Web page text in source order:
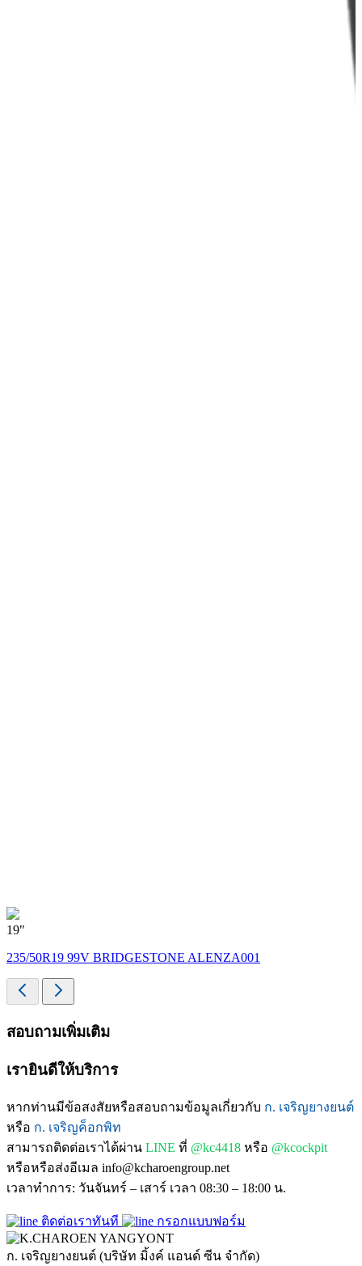
19"
235/50R19 99V BRIDGESTONE ALENZA001
สอบถามเพิ่มเติม
เรายินดีให้บริการ
หากท่านมีข้อสงสัยหรือสอบถามข้อมูลเกี่ยวกับ ก. เจริญยางยนต์
หรือ ก. เจริญค็อกพิท
สามารถติดต่อเราได้ผ่าน LINE ที่ @kc4418 หรือ @kcockpit
หรือหรือส่งอีเมล info@kcharoengroup.net
เวลาทำการ: วันจันทร์ – เสาร์ เวลา 08:30 – 18:00 น.
ติดต่อเราทันที กรอกแบบฟอร์ม
ก. เจริญยางยนต์ (บริษัท มิ้งค์ แอนด์ ซีน จำกัด)